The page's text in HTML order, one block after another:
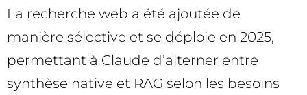
La recherche web a été ajoutée de
manière sélective et se déploie en 2025,
permettant à Claude d’alterner entre
synthèse native et RAG selon les besoins